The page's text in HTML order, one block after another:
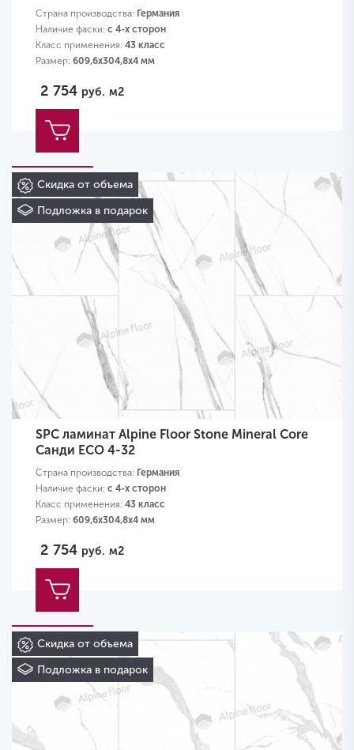
Страна производства: Германия
Наличие фаски: с 4-х сторон
Класс применения: 43 класс
Размер: 609,6х304,8х4 мм
2 754 руб. м2
Скидка от объема
Подложка в подарок
SPC ламинат Alpine Floor Stone Mineral Core
Санди ЕСО 4-32
Страна производства: Германия
Наличие фаски: с 4-х сторон
Класс применения: 43 класс
Размер: 609,6х304,8х4 мм
2 754 руб. м2
Скидка от объема
Подложка в подарок